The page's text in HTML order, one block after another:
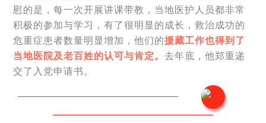
慰的是，每一次开展讲课带教，当地医护人员都非常
积极的参加与学习，有了很明显的成长，救治成功的
危重症患者数量明显增加，他们的援藏工作也得到了
当地医院及老百姓的认可与肯定。去年底，他郑重递
交了入党申请书。